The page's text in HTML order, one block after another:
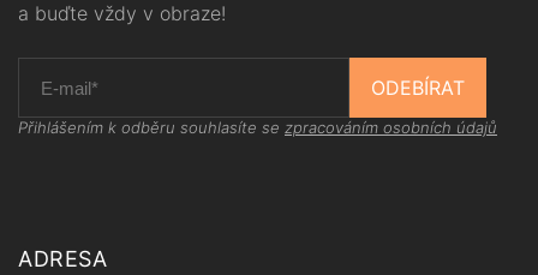
a buďte vždy v obraze!
ODEBÍRAT
Přihlášením k odběru souhlasíte se zpracováním osobních údajů
ADRESA